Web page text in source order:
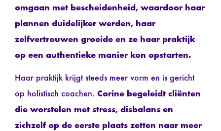
omgaan met bescheidenheid, waardoor haar
plannen duidelijker werden, haar
zelfvertrouwen groeide en ze haar praktijk
op een authentieke manier kon opstarten.
Haar praktijk krijgt steeds meer vorm en is gericht
op holistisch coachen. Corine begeleidt cliënten
die worstelen met stress, disbalans en
zichzelf op de eerste plaats zetten naar meer